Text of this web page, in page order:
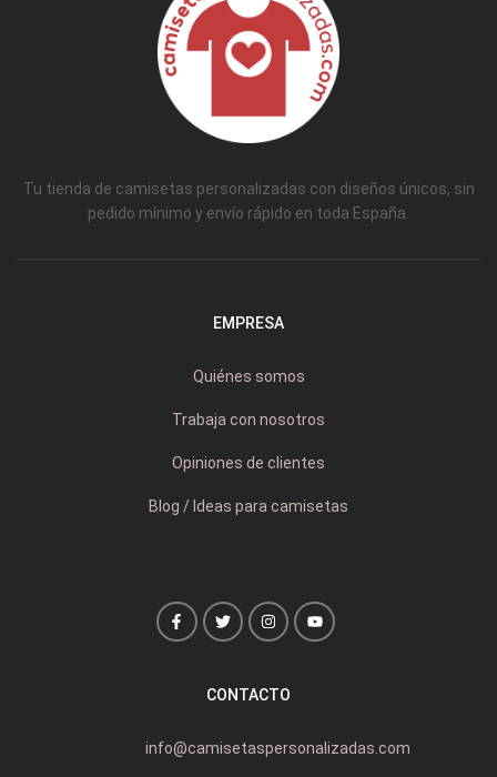
Tu tienda de camisetas personalizadas con diseños únicos, sin
pedido mínimo y envío rápido en toda España.
EMPRESA
Quiénes somos
Trabaja con nosotros
Opiniones de clientes
Blog / Ideas para camisetas
CONTACTO
info@camisetaspersonalizadas.com